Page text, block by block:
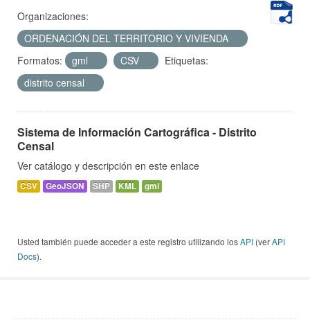
Organizaciones:
ORDENACIÓN DEL TERRITORIO Y VIVIENDA
Formatos:
gml CSV
Etiquetas:
distrito censal
Sistema de Información Cartográfica - Distrito
Censal
Ver catálogo y descripción en este enlace
CSV GeoJSON SHP KML gml
Usted también puede acceder a este registro utilizando losAPI (verAPI
Docs).